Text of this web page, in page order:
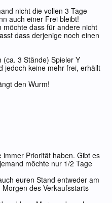
nicht die vollen 3 Tage
auch einer Frei bleibt!
möchte dass für andere nicht
dass derjenige noch einen
(ca. 3 Stände) Spieler Y
jedoch keine mehr frei, erhällt
den Wurm!
immer Priorität haben. Gibt es
möchte nur 1/2 Tage
euren Stand entweder am
des Verkaufsstarts